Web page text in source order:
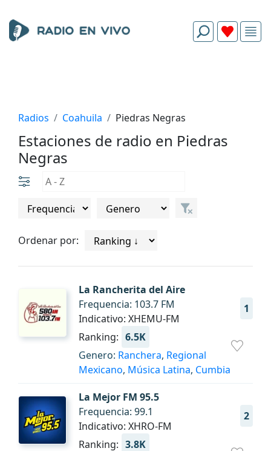
Radios Coahuila Piedras Negras
Estaciones de radio en Piedras
Negras
Ordenar por:
La Rancherita del Aire
1
Frequencia: 103.7 FM
Indicativo: XHEMU-FM
Ranking: 6.5K
Genero: Ranchera, Regional
Mexicano, Música Latina, Cumbia
La Mejor FM 95.5
2
Frequencia: 99.1
Indicativo: XHRO-FM
Ranking: 3.8K